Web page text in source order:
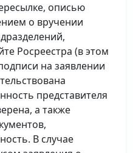
описью
о вручении
Росреестра (в этом
на заявлении
представителя
а также
В случае